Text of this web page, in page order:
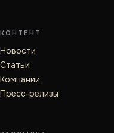
КОНТЕНТ
Новости
Статьи
Компании
Пресс-релизы